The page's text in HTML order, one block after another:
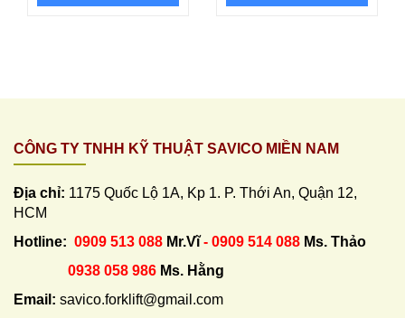
CÔNG TY TNHH KỸ THUẬT SAVICO MIỀN NAM
Địa chỉ: 1175 Quốc Lộ 1A, Kp 1. P. Thới An, Quận 12,
HCM
Hotline: 0909 513 088 Mr.Vĩ- 0909 514 088 Ms. Thảo
0938 058 986 Ms. Hằng
Email: savico.forklift@gmail.com